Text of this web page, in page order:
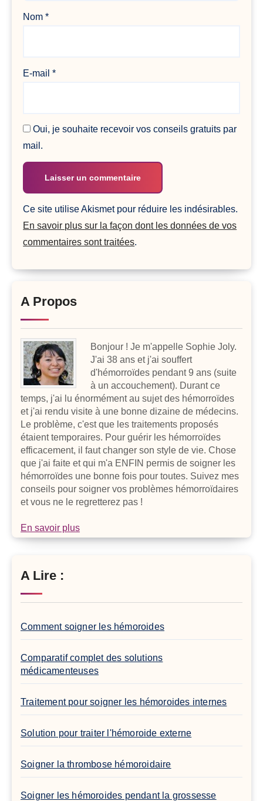
Nom*
E-mail*
Oui, je souhaite recevoir vos conseils gratuits par
mail.
Ce site utilise Akismet pour réduire les indésirables.
En savoir plus sur la façon dont les données de vos
commentaires sont traitées.
A Propos
Bonjour ! Je m'appelle Sophie Joly.
J'ai 38 ans et j'ai souffert
d'hémorroïdes pendant 9 ans (suite
à un accouchement). Durant ce
temps, j'ai lu énormément au sujet des hémorroïdes
et j'ai rendu visite à une bonne dizaine de médecins.
Le problème, c'est que les traitements proposés
étaient temporaires. Pour guérir les hémorroïdes
efficacement, il faut changer son style de vie. Chose
que j'ai faite et qui m'a ENFIN permis de soigner les
hémorroïdes une bonne fois pour toutes. Suivez mes
conseils pour soigner vos problèmes hémorroïdaires
et vous ne le regretterez pas !
En savoir plus
A Lire :
Comment soigner les hémoroides
Comparatif complet des solutions
médicamenteuses
Traitement pour soigner les hémoroides internes
Solution pour traiter l'hémoroide externe
Soigner la thrombose hémoroidaire
Soigner les hémoroides pendant la grossesse